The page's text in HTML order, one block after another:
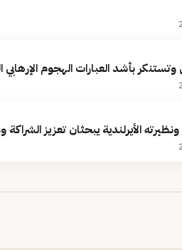
وتستنكر بأشد العبارات الهجوم
ونظيرته الأيرلندية يبحثان تعزيز